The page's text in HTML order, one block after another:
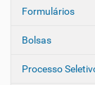
Formulários
Bolsas
Processo